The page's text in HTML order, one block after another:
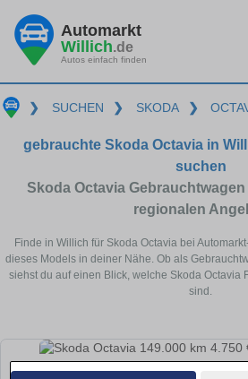
Automarkt
Willich.de
Autos einfach finden
❯ SUCHEN ❯ SKODA ❯
gebrauchte Skoda Octavia in
suchen
Skoda Octavia
regionalen
Finde in Willich für Skoda Octavia bei
dieses Models in deiner Nähe. Ob als
siehst du auf einen Blick, welche Skoda Octavia
sind.